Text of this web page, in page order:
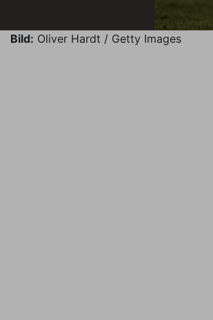
Bild: Oliver Hardt / Getty Images